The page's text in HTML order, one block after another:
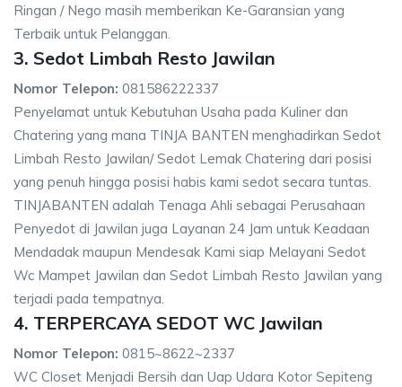
Ringan / Nego masih memberikan Ke-Garansian yang
Terbaik untuk Pelanggan.
3. Sedot Limbah Resto Jawilan
Nomor Telepon: 081586222337
Penyelamat untuk Kebutuhan Usaha pada Kuliner dan
Chatering yang mana TINJA BANTEN menghadirkan Sedot
Limbah Resto Jawilan/ Sedot Lemak Chatering dari posisi
yang penuh hingga posisi habis kami sedot secara tuntas.
TINJABANTEN adalah Tenaga Ahli sebagai Perusahaan
Penyedot di Jawilan juga Layanan 24 Jam untuk Keadaan
Mendadak maupun Mendesak Kami siap Melayani Sedot
Wc Mampet Jawilan dan Sedot Limbah Resto Jawilan yang
terjadi pada tempatnya.
4. TERPERCAYA SEDOT WC Jawilan
Nomor Telepon: 0815~8622~2337
WC Closet Menjadi Bersih dan Uap Udara Kotor Sepiteng